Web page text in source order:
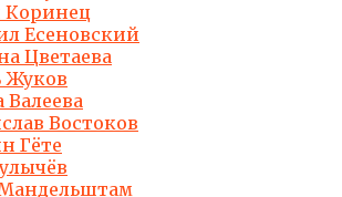
Есеновский
Цветаева
Жуков
Валеева
Востоков
Гёте